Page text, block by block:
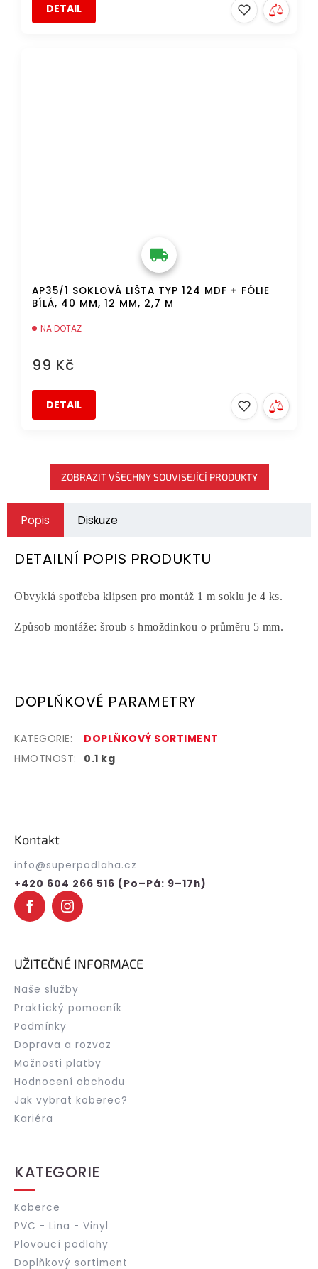
DETAIL
AP35/1 SOKLOVÁ LIŠTA TYP 124 MDF + FÓLIE
BÍLÁ, 40 MM, 12 MM, 2,7 M
NA DOTAZ
99 Kč
DETAIL
ZOBRAZIT VŠECHNY SOUVISEJÍCÍ PRODUKTY
Popis Diskuze
DETAILNÍ POPIS PRODUKTU
Obvyklá spotřeba klipsen pro montáž 1 m soklu je 4 ks.
Způsob montáže: šroub s hmoždinkou o průměru 5 mm.
DOPLŇKOVÉ PARAMETRY
KATEGORIE:
DOPLŇKOVÝ SORTIMENT
HMOTNOST: 0.1 kg
Kontakt
info@superpodlaha.cz
+420 604 266 516 (Po–Pá: 9–17h)
UŽITEČNÉ INFORMACE
Naše služby
Praktický pomocník
Podmínky
Doprava a rozvoz
Možnosti platby
Hodnocení obchodu
Jak vybrat koberec?
Kariéra
KATEGORIE
Koberce
PVC - Lina - Vinyl
Plovoucí podlahy
Doplňkový sortiment